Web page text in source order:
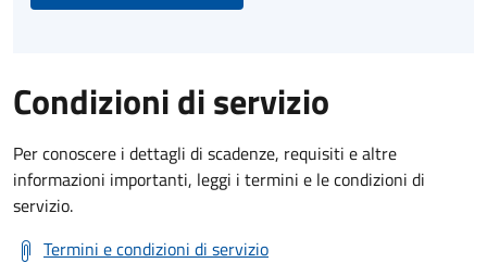
Condizioni di servizio
Per conoscere i dettagli di scadenze, requisiti e altre
informazioni importanti, leggi i termini e le condizioni di
servizio.
Termini e condizioni di servizio